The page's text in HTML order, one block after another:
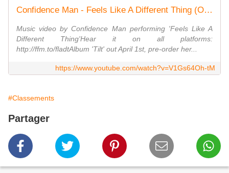
Confidence Man - Feels Like A Different Thing (Official Video)
Music video by Confidence Man performing 'Feels Like A
Different Thing'Hear it on all platforms:
http://ffm.to/fladtAlbum 'Tilt' out April 1st, pre-order her...
https://www.youtube.com/watch?v=V1Gs64Oh-tM
#Classements
Partager